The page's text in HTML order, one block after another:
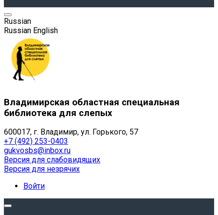
Russian
Russian English
Владимирская областная специальная
библиотека для слепых
600017, г. Владимир, ул. Горького, 57
+7 (492) 253-0403
gukvosbs@inbox.ru
Версия для слабовидящих
Версия для незрячих
Войти